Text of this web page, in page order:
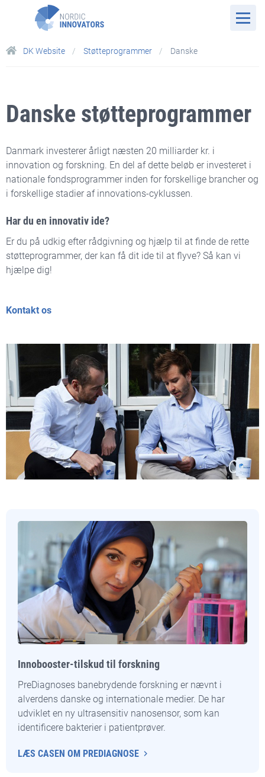
DK Website Støtteprogrammer Danske
Danske støtteprogrammer
Danmark investerer årligt næsten 20 milliarder kr. i
innovation og forskning. En del af dette beløb er investeret i
nationale fondsprogrammer inden for forskellige brancher og
i forskellige stadier af innovations-cyklussen.
Har du en innovativ ide?
Er du på udkig efter rådgivning og hjælp til at finde de rette
støtteprogrammer, der kan få dit ide til at flyve? Så kan vi
hjælpe dig!
Kontakt os
Innobooster-tilskud til forskning
PreDiagnoses banebrydende forskning er nævnt i
alverdens danske og internationale medier. De har
udviklet en ny ultrasensitiv nanosensor, som kan
identificere bakterier i patientprøver.
LÆS CASEN OM PREDIAGNOSE